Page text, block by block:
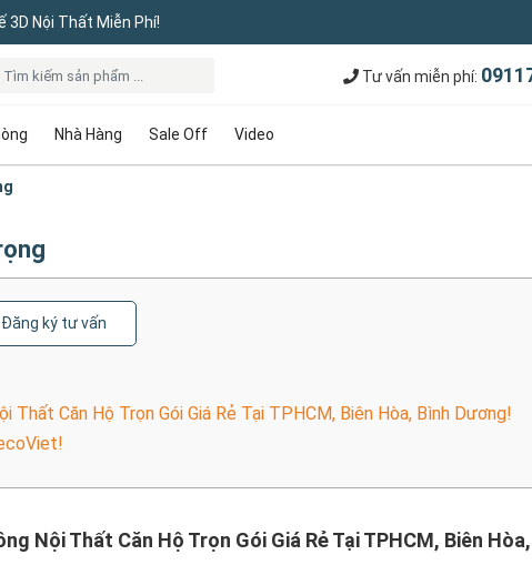
3D Nội Thất Miễn Phí!
Nhà Hàng Sale Off Video
Tư vấn miễn phí:
Đăng ký tư vấn
Căn Hộ Trọn Gói Giá Rẻ Tại TPHCM, Biên Hòa, Bình Dương!
Nội Thất Căn Hộ Trọn Gói Giá Rẻ Tại TPHCM, Biên